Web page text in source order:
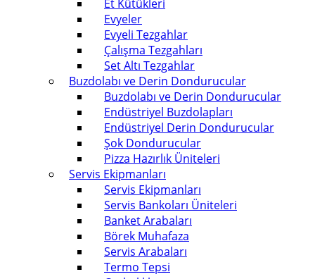
Et Kütükleri
Evyeler
Evyeli Tezgahlar
Çalışma Tezgahları
Set Altı Tezgahlar
Buzdolabı ve Derin Dondurucular
Buzdolabı ve Derin Dondurucular
Endüstriyel Buzdolapları
Endüstriyel Derin Dondurucular
Şok Dondurucular
Pizza Hazırlık Üniteleri
Servis Ekipmanları
Servis Ekipmanları
Servis Bankoları Üniteleri
Banket Arabaları
Börek Muhafaza
Servis Arabaları
Termo Tepsi